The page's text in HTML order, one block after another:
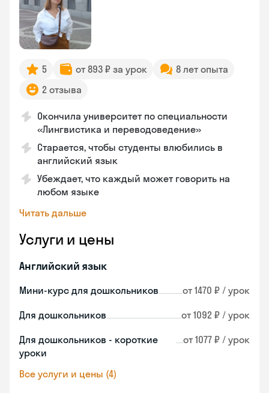
5 от 893 ₽ за урок
8 лет опыта
2 отзыва
Окончила университет по специальности
«Лингвистика и переводоведение»
Старается, чтобы студенты влюбились в
английский язык
Убеждает, что каждый может говорить на
любом языке
Читать дальше
Услуги и цены
Английский язык
Мини-курс для дошкольников от 1470 ₽ / урок
Для дошкольников от 1092 ₽ / урок
Для дошкольников - короткие
уроки
от 1077 ₽ / урок
Все услуги и цены (4)